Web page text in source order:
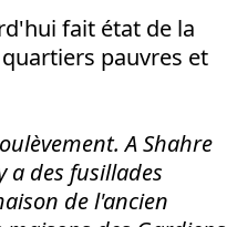
fait état de la
pauvres et
A Shahre
a des fusillades
de l'ancien